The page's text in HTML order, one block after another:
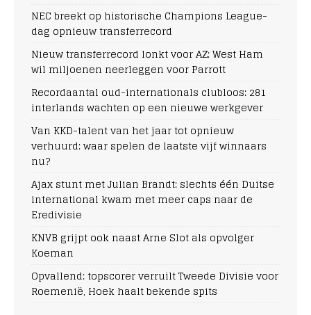
NEC breekt op historische Champions League-
dag opnieuw transferrecord
Nieuw transferrecord lonkt voor AZ: West Ham
wil miljoenen neerleggen voor Parrott
Recordaantal oud-internationals clubloos: 281
interlands wachten op een nieuwe werkgever
Van KKD-talent van het jaar tot opnieuw
verhuurd: waar spelen de laatste vijf winnaars
nu?
Ajax stunt met Julian Brandt: slechts één Duitse
international kwam met meer caps naar de
Eredivisie
KNVB grijpt ook naast Arne Slot als opvolger
Koeman
Opvallend: topscorer verruilt Tweede Divisie voor
Roemenië, Hoek haalt bekende spits